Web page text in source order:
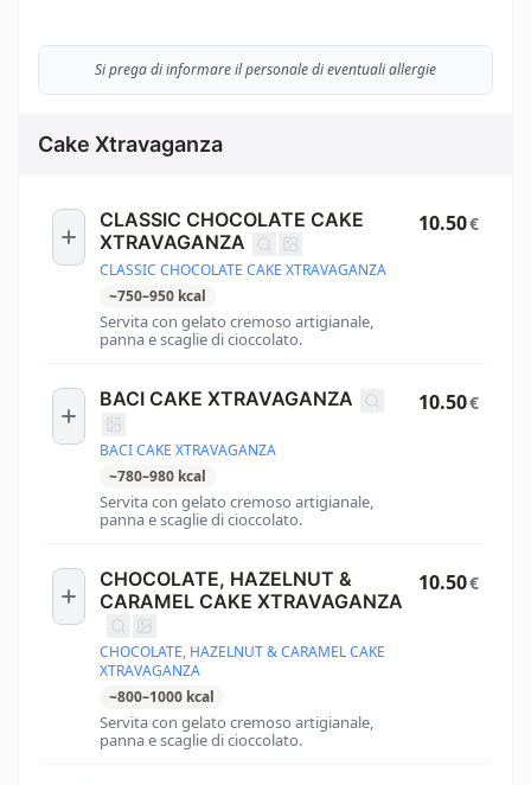
Si prega di informare il personale di eventuali allergie
Cake Xtravaganza
CLASSIC CHOCOLATE CAKE
XTRAVAGANZA
CLASSIC CHOCOLATE CAKE XTRAVAGANZA
~750–950 kcal
Servita con gelato cremoso artigianale,
panna e scaglie di cioccolato.
10.50€
BACI CAKE XTRAVAGANZA
BACI CAKE XTRAVAGANZA
~780–980 kcal
Servita con gelato cremoso artigianale,
panna e scaglie di cioccolato.
10.50€
CHOCOLATE, HAZELNUT &
CARAMEL CAKE XTRAVAGANZA
CHOCOLATE, HAZELNUT & CARAMEL CAKE
XTRAVAGANZA
~800–1000 kcal
Servita con gelato cremoso artigianale,
panna e scaglie di cioccolato.
10.50€